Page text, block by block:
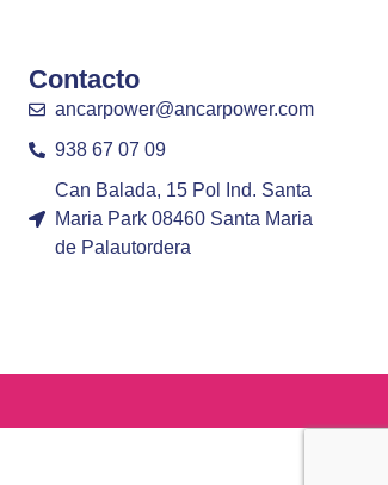
Contacto
ancarpower@ancarpower.com
938 67 07 09
Can Balada, 15 Pol Ind. Santa
Maria Park 08460 Santa Maria
de Palautordera